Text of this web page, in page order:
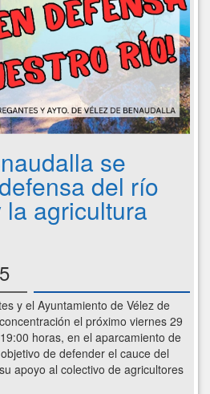
se
del río
agricultura
y el Ayuntamiento de Vélez de
el próximo viernes 29
horas, en el aparcamiento de
de defender el cauce del
apoyo al colectivo de agricultores